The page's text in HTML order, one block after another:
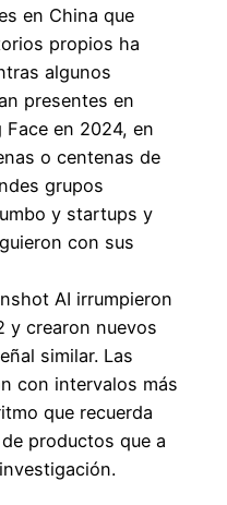
en China que
propios ha
algunos
presentes en
en 2024, en
o centenas de
grupos
y startups y
con sus
AI irrumpieron
y crearon nuevos
similar. Las
con intervalos más
que recuerda
productos que a